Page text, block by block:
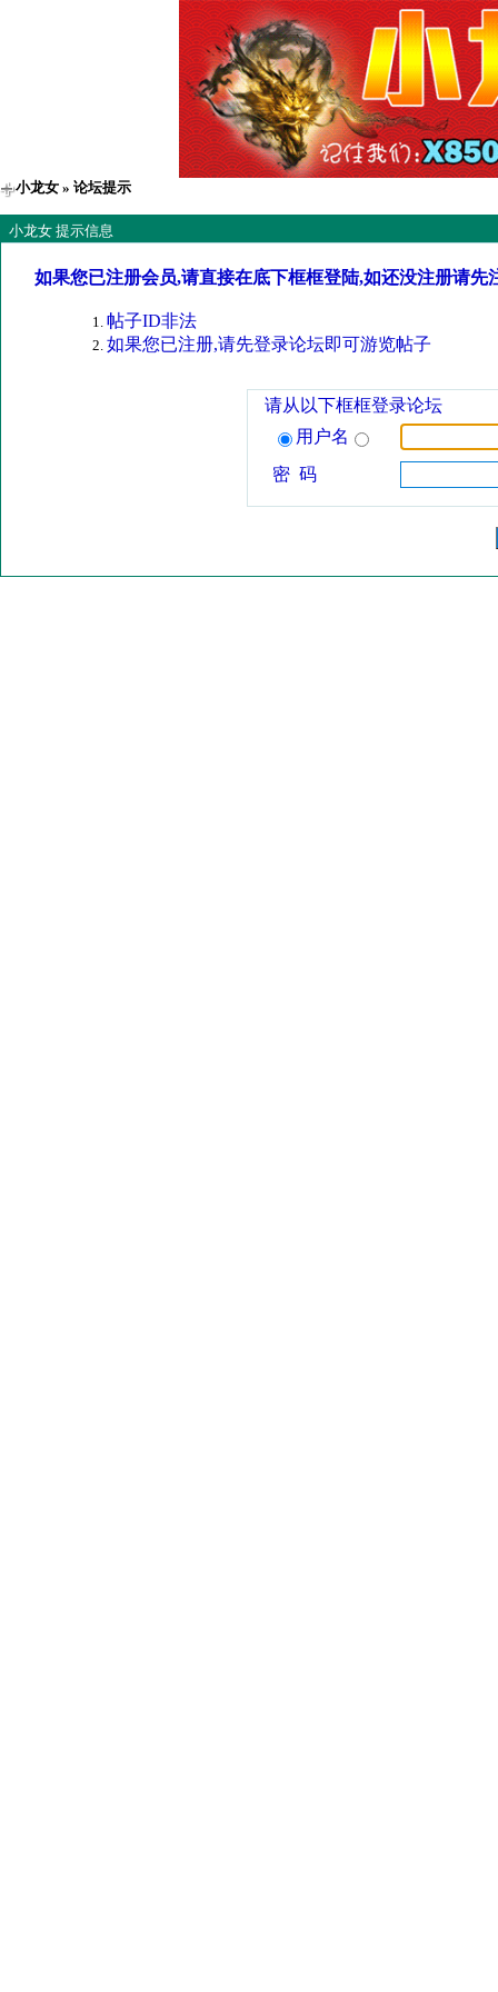
小龙女 » 论坛提示
小龙女 提示信息
如果您已注册会员,请直接在底下框框登陆,如还没注册请先
帖子ID非法
如果您已注册,请先登录论坛即可游览帖子
请从以下框框登录论坛
用户名
密 码